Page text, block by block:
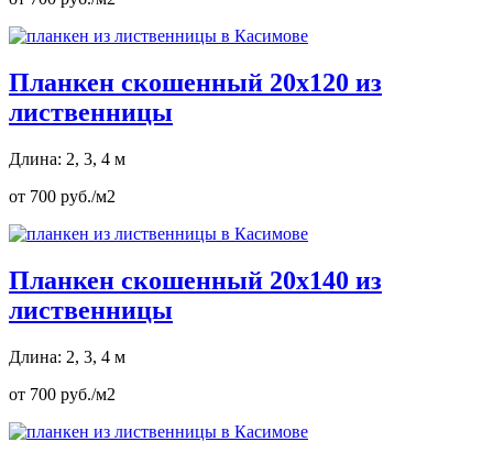
Планкен скошенный 20х120 из
лиственницы
Длина: 2, 3, 4 м
от 700 руб./м2
Планкен скошенный 20х140 из
лиственницы
Длина: 2, 3, 4 м
от 700 руб./м2